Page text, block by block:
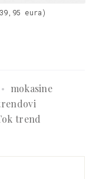
eura)
mokasine
trend